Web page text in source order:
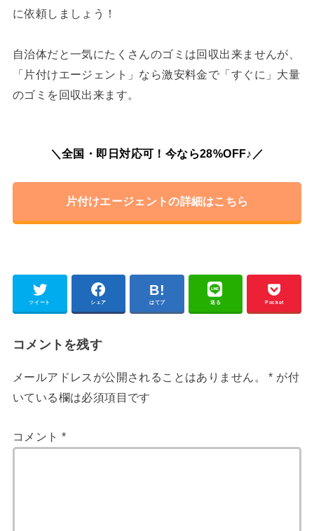
に依頼しましょう！
自治体だと一気にたくさんのゴミは回収出来ませんが、
「片付けエージェント」なら激安料金で「すぐに」大量
のゴミを回収出来ます。
＼全国・即日対応可！今なら28%OFF♪／
片付けエージェントの詳細はこちら
ツイート シェア はてブ 送る Pocket
コメントを残す
メールアドレスが公開されることはありません。 * が付
いている欄は必須項目です
コメント *